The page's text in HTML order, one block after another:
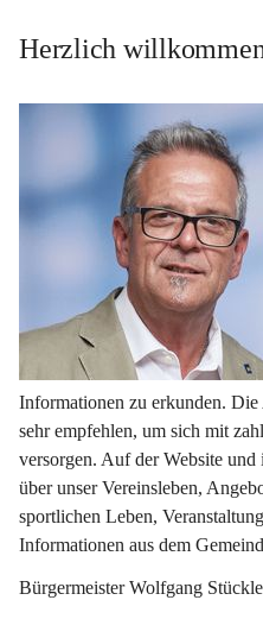
Herzlich
Informationen zu erkunden.
sehr empfehlen, um sich mit
versorgen. Auf der Website
über unser Vereinsleben,
sportlichen Leben,
Informationen aus dem
Bürgermeister Wolfgang